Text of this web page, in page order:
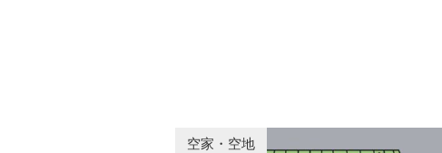
空家・空地